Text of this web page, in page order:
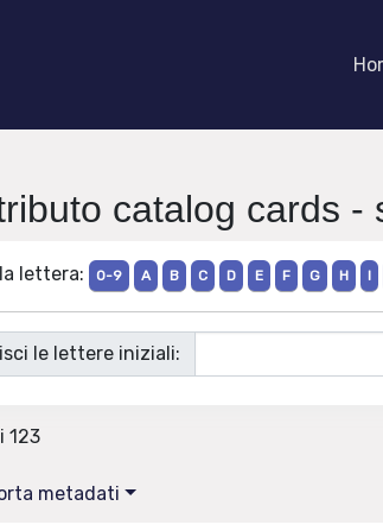
catalog cards -
lettera: 0-9 A B C D E F G H I
le lettere iniziali:
123
metadati